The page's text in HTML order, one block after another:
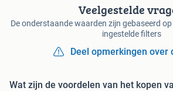
Veelgestelde
De onderstaande waarden zijn gebaseerd
ingestelde filters
Deel opmerkingen over
Wat zijn de voordelen van het kopen